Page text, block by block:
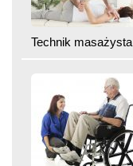
Technik masażysta